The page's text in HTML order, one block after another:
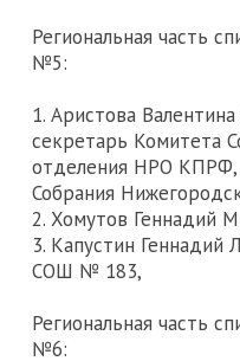
Региональная часть
№5:
1. Аристова
секретарь Комитета
отделения НРО КПРФ,
Собрания
2. Хомутов Геннадий
3. Капустин
СОШ № 183,
Региональная часть
№6: